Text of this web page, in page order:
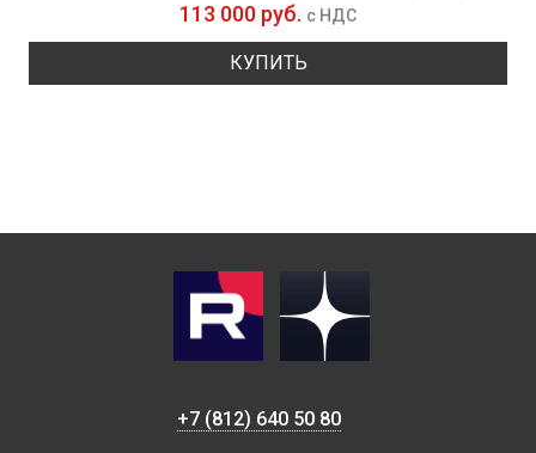
113 000 руб. с НДС
КУПИТЬ
+7 (812) 640 50 80